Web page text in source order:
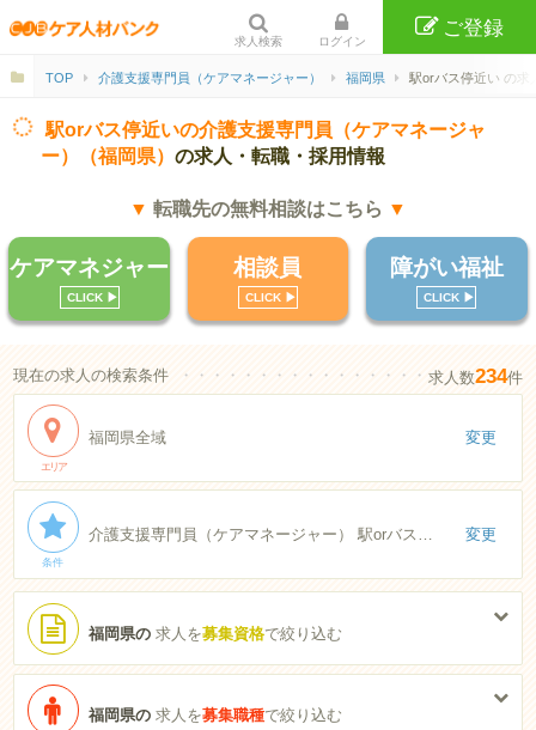
求人検索 ログイン
ご登録
TOP 介護支援専門員（ケアマネージャー） 福岡県 駅orバス停近い の求
駅orバス停近いの介護支援専門員（ケアマネージャ
ー）（福岡県）の求人・転職・採用情報
▼ 転職先の無料相談はこちら ▼
ケアマネジャー
CLICK ▶︎
相談員
CLICK ▶︎
障がい福祉
CLICK ▶︎
現在の求人の検索条件 ・・・・・・・・・・・・・・・・・・・・・・
求人数234件
エリア
福岡県全域 変更
条件
変更
福岡県の求人を募集資格で絞り込む
福岡県の求人を募集職種で絞り込む